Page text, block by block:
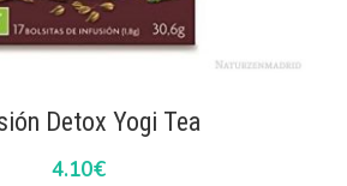
Detox Yogi Tea
4.10€